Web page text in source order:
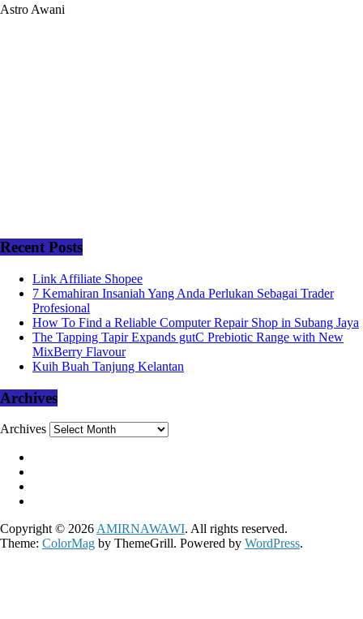
Astro Awani
Recent Posts
Link Affiliate Shopee
7 Kemahiran Insaniah Yang Anda Perlukan Sebagai Trader
Profesional
How To Find a Reliable Computer Repair Shop in Subang Jaya
The Tapping Tapir Expands gutC Prebiotic Range with New
MixBerry Flavour
Kuih Buah Tanjung Kelantan
Archives
Archives
Copyright © 2026 AMIRNAWAWI. All rights reserved.
Theme: ColorMag by ThemeGrill. Powered by WordPress.